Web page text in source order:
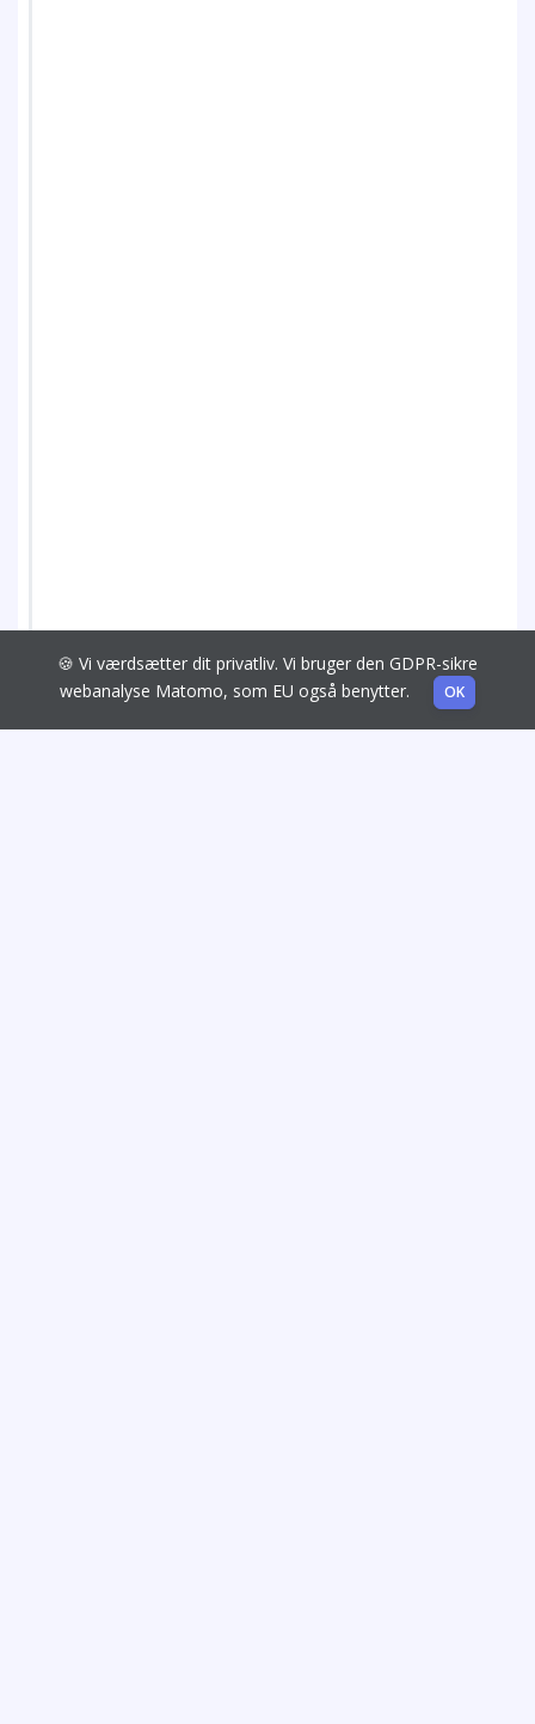
🍪 Vi værdsætter dit privatliv. Vi bruger den GDPR-sikre
webanalyse Matomo, som EU også benytter.
OK